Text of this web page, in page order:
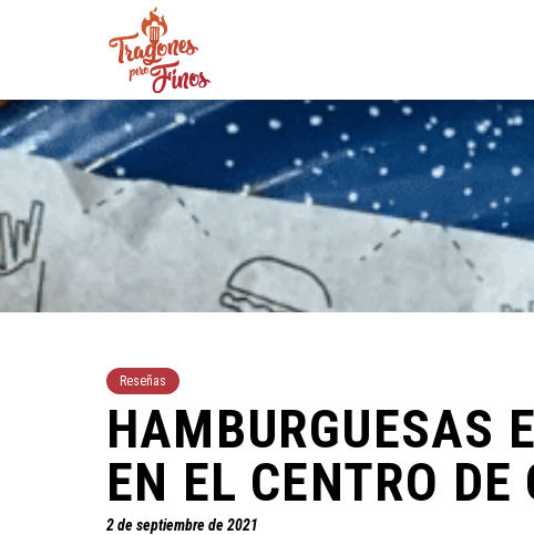
Reseñas
HAMBURGUESAS
EN EL CENTRO
2 de septiembre de 2021